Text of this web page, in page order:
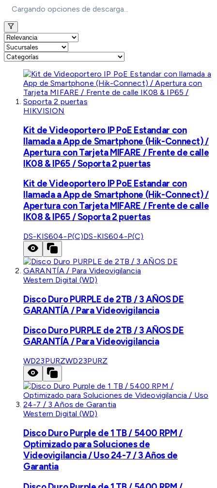
Cargando opciones de descarga...
HIKVISION
Kit de Videoportero IP PoE Estandar con
llamada a App de Smartphone (Hik-Connect) /
Apertura con Tarjeta MIFARE / Frente de calle
IK08 & IP65 / Soporta 2 puertas
Kit de Videoportero IP PoE Estandar con
llamada a App de Smartphone (Hik-Connect) /
Apertura con Tarjeta MIFARE / Frente de calle
IK08 & IP65 / Soporta 2 puertas
DS-KIS604-P(C)DS-KIS604-P(C)
Western Digital (WD)
Disco Duro PURPLE de 2TB / 3 AÑOS DE
GARANTÍA / Para Videovigilancia
Disco Duro PURPLE de 2TB / 3 AÑOS DE
GARANTÍA / Para Videovigilancia
WD23PURZWD23PURZ
Western Digital (WD)
Disco Duro Purple de 1 TB / 5400 RPM /
Optimizado para Soluciones de
Videovigilancia / Uso 24-7 / 3 Años de
Garantia